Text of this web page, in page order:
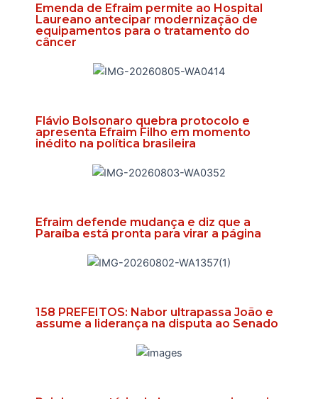
Emenda de Efraim permite ao Hospital
Laureano antecipar modernização de
equipamentos para o tratamento do
câncer
Flávio Bolsonaro quebra protocolo e
apresenta Efraim Filho em momento
inédito na política brasileira
Efraim defende mudança e diz que a
Paraíba está pronta para virar a página
158 PREFEITOS: Nabor ultrapassa João e
assume a liderança na disputa ao Senado